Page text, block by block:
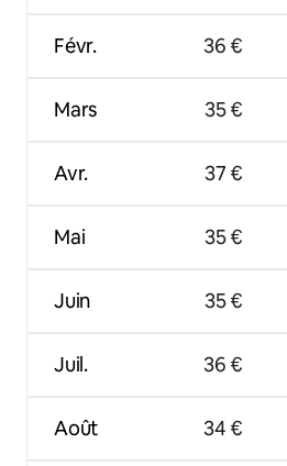
Févr.
Mars
Avr.
Mai
Juin
Juil.
Août
36 €
35 €
37 €
35 €
35 €
36 €
34 €